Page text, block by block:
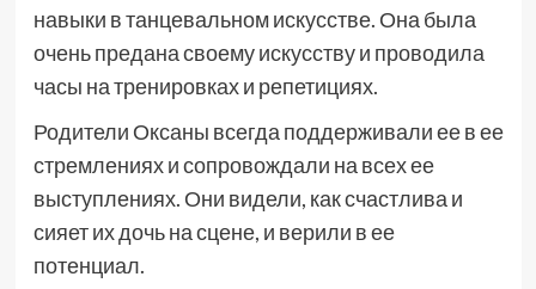
навыки в танцевальном искусстве. Она была
очень предана своему искусству и проводила
часы на тренировках и репетициях.
Родители Оксаны всегда поддерживали ее в ее
стремлениях и сопровождали на всех ее
выступлениях. Они видели, как счастлива и
сияет их дочь на сцене, и верили в ее
потенциал.